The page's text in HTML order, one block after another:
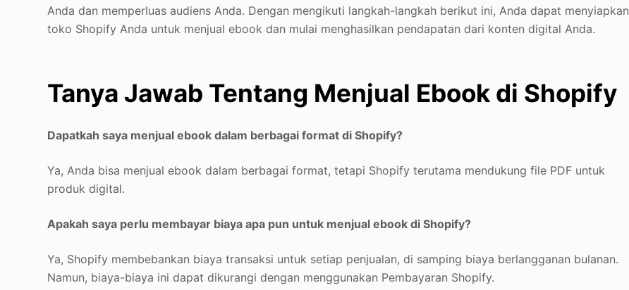
Anda dan memperluas audiens Anda. Dengan mengikuti langkah-langkah berikut ini, Anda dapat menyiapkan
toko Shopify Anda untuk menjual ebook dan mulai menghasilkan pendapatan dari konten digital Anda.
Tanya Jawab Tentang Menjual Ebook di Shopify
Dapatkah saya menjual ebook dalam berbagai format di Shopify?
Ya, Anda bisa menjual ebook dalam berbagai format, tetapi Shopify terutama mendukung file PDF untuk
produk digital.
Apakah saya perlu membayar biaya apa pun untuk menjual ebook di Shopify?
Ya, Shopify membebankan biaya transaksi untuk setiap penjualan, di samping biaya berlangganan bulanan.
Namun, biaya-biaya ini dapat dikurangi dengan menggunakan Pembayaran Shopify.